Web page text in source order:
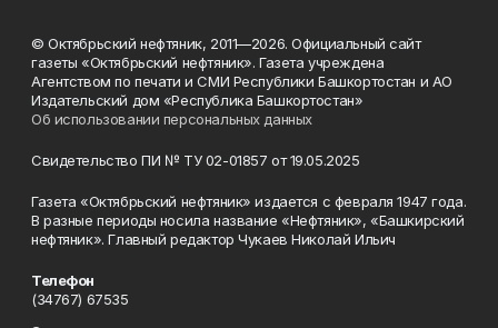
© Октябрьский нефтяник, 2011—2026. Официальный сайт
газеты «Октябрьский нефтяник». Газета учреждена
Агентством по печати и СМИ Республики Башкортостан и АО
Издательский дом «Республика Башкортостан»
Об использовании персональных данных
Свидетельство ПИ № ТУ 02-01857 от 19.05.2025
Газета «Октябрьский нефтяник» издается с февраля 1947 года.
В разные периоды носила название «Нефтяник», «Башкирский
нефтяник». Главный редактор Чукаев Николай Ильич
Телефон
(34767) 67535